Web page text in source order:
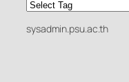
sysadmin.psu.ac.th